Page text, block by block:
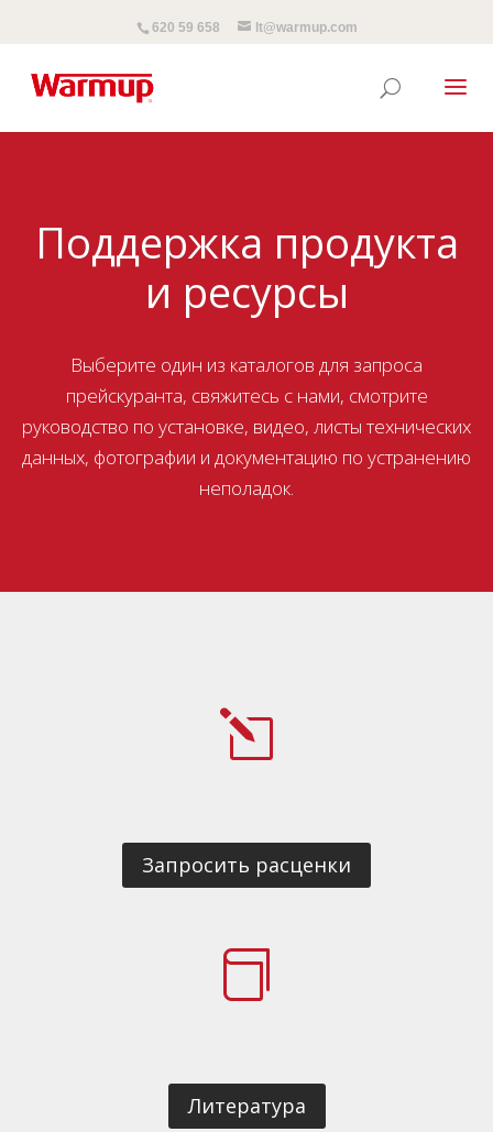
620 59 658 lt@warmup.com
Поддержка продукта
и ресурсы
Выберите один из каталогов для запроса
прейскуранта, свяжитесь с нами, смотрите
руководство по установке, видео, листы технических
данных, фотографии и документацию по устранению
неполадок.
l
Запросить расценки

Литература